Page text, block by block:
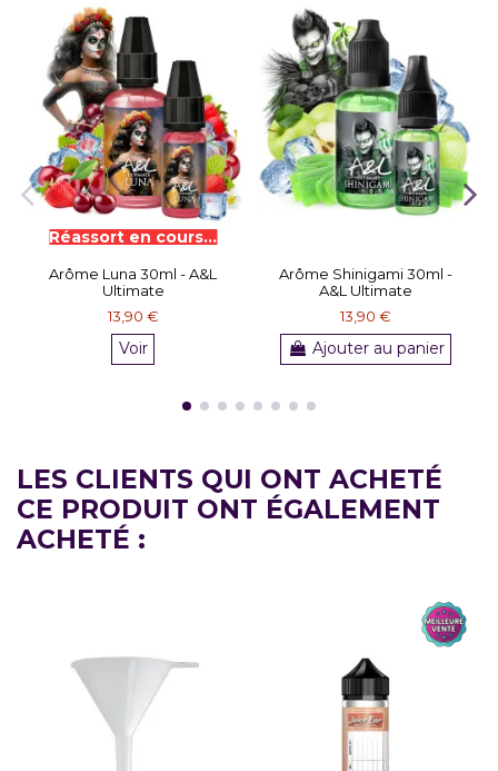
Arôme Luna 30ml - A&L
Ultimate
13,90 €
Voir
Arôme Shinigami 30ml -
A&L Ultimate
13,90 €
Ajouter au panier
LES CLIENTS QUI ONT ACHETÉ
CE PRODUIT ONT ÉGALEMENT
ACHETÉ :